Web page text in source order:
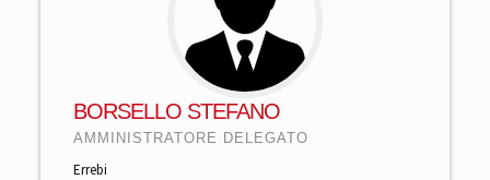
BORSELLO STEFANO
AMMINISTRATORE DELEGATO
Errebi